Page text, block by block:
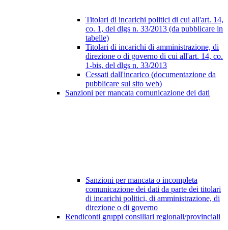
Titolari di incarichi politici di cui all'art. 14,
co. 1, del dlgs n. 33/2013 (da pubblicare in
tabelle)
Titolari di incarichi di amministrazione, di
direzione o di governo di cui all'art. 14, co.
1-bis, del dlgs n. 33/2013
Cessati dall'incarico (documentazione da
pubblicare sul sito web)
Sanzioni per mancata comunicazione dei dati
Sanzioni per mancata o incompleta
comunicazione dei dati da parte dei titolari
di incarichi politici, di amministrazione, di
direzione o di governo
Rendiconti gruppi consiliari regionali/provinciali